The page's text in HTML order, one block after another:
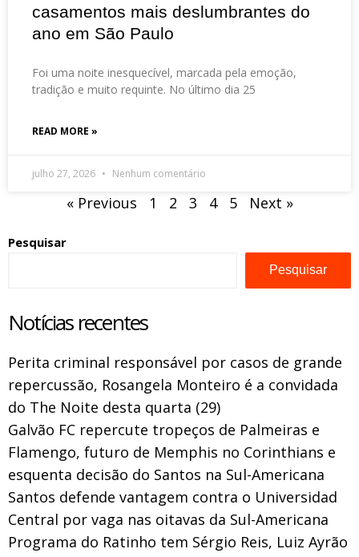
casamentos mais deslumbrantes do
ano em São Paulo
Foi uma noite inesquecível, marcada pela emoção,
tradição e muito requinte. No último dia 25
READ MORE »
julho 27, 2026 Nenhum comentário
« Previous 1 2 3 4 5 Next »
Pesquisar
Pesquisar
Notícias recentes
Perita criminal responsável por casos de grande
repercussão, Rosangela Monteiro é a convidada
do The Noite desta quarta (29)
Galvão FC repercute tropeços de Palmeiras e
Flamengo, futuro de Memphis no Corinthians e
esquenta decisão do Santos na Sul-Americana
Santos defende vantagem contra o Universidad
Central por vaga nas oitavas da Sul-Americana
Programa do Ratinho tem Sérgio Reis, Luiz Ayrão